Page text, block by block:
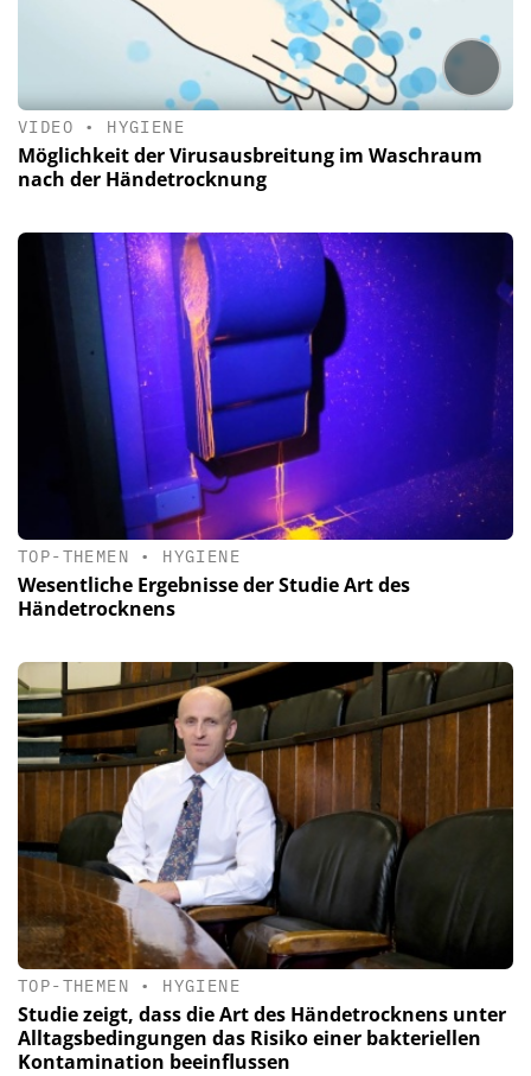
VIDEO • HYGIENE
Möglichkeit der Virusausbreitung im Waschraum
nach der Händetrocknung
TOP-THEMEN • HYGIENE
Wesentliche Ergebnisse der Studie Art des
Händetrocknens
TOP-THEMEN • HYGIENE
Studie zeigt, dass die Art des Händetrocknens unter
Alltagsbedingungen das Risiko einer bakteriellen
Kontamination beeinflussen